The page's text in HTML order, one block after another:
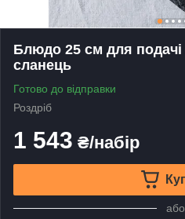
Блюдо 25 см для подачі
сланець
Готово до відправки
Роздріб
1 543 ₴/набір
або